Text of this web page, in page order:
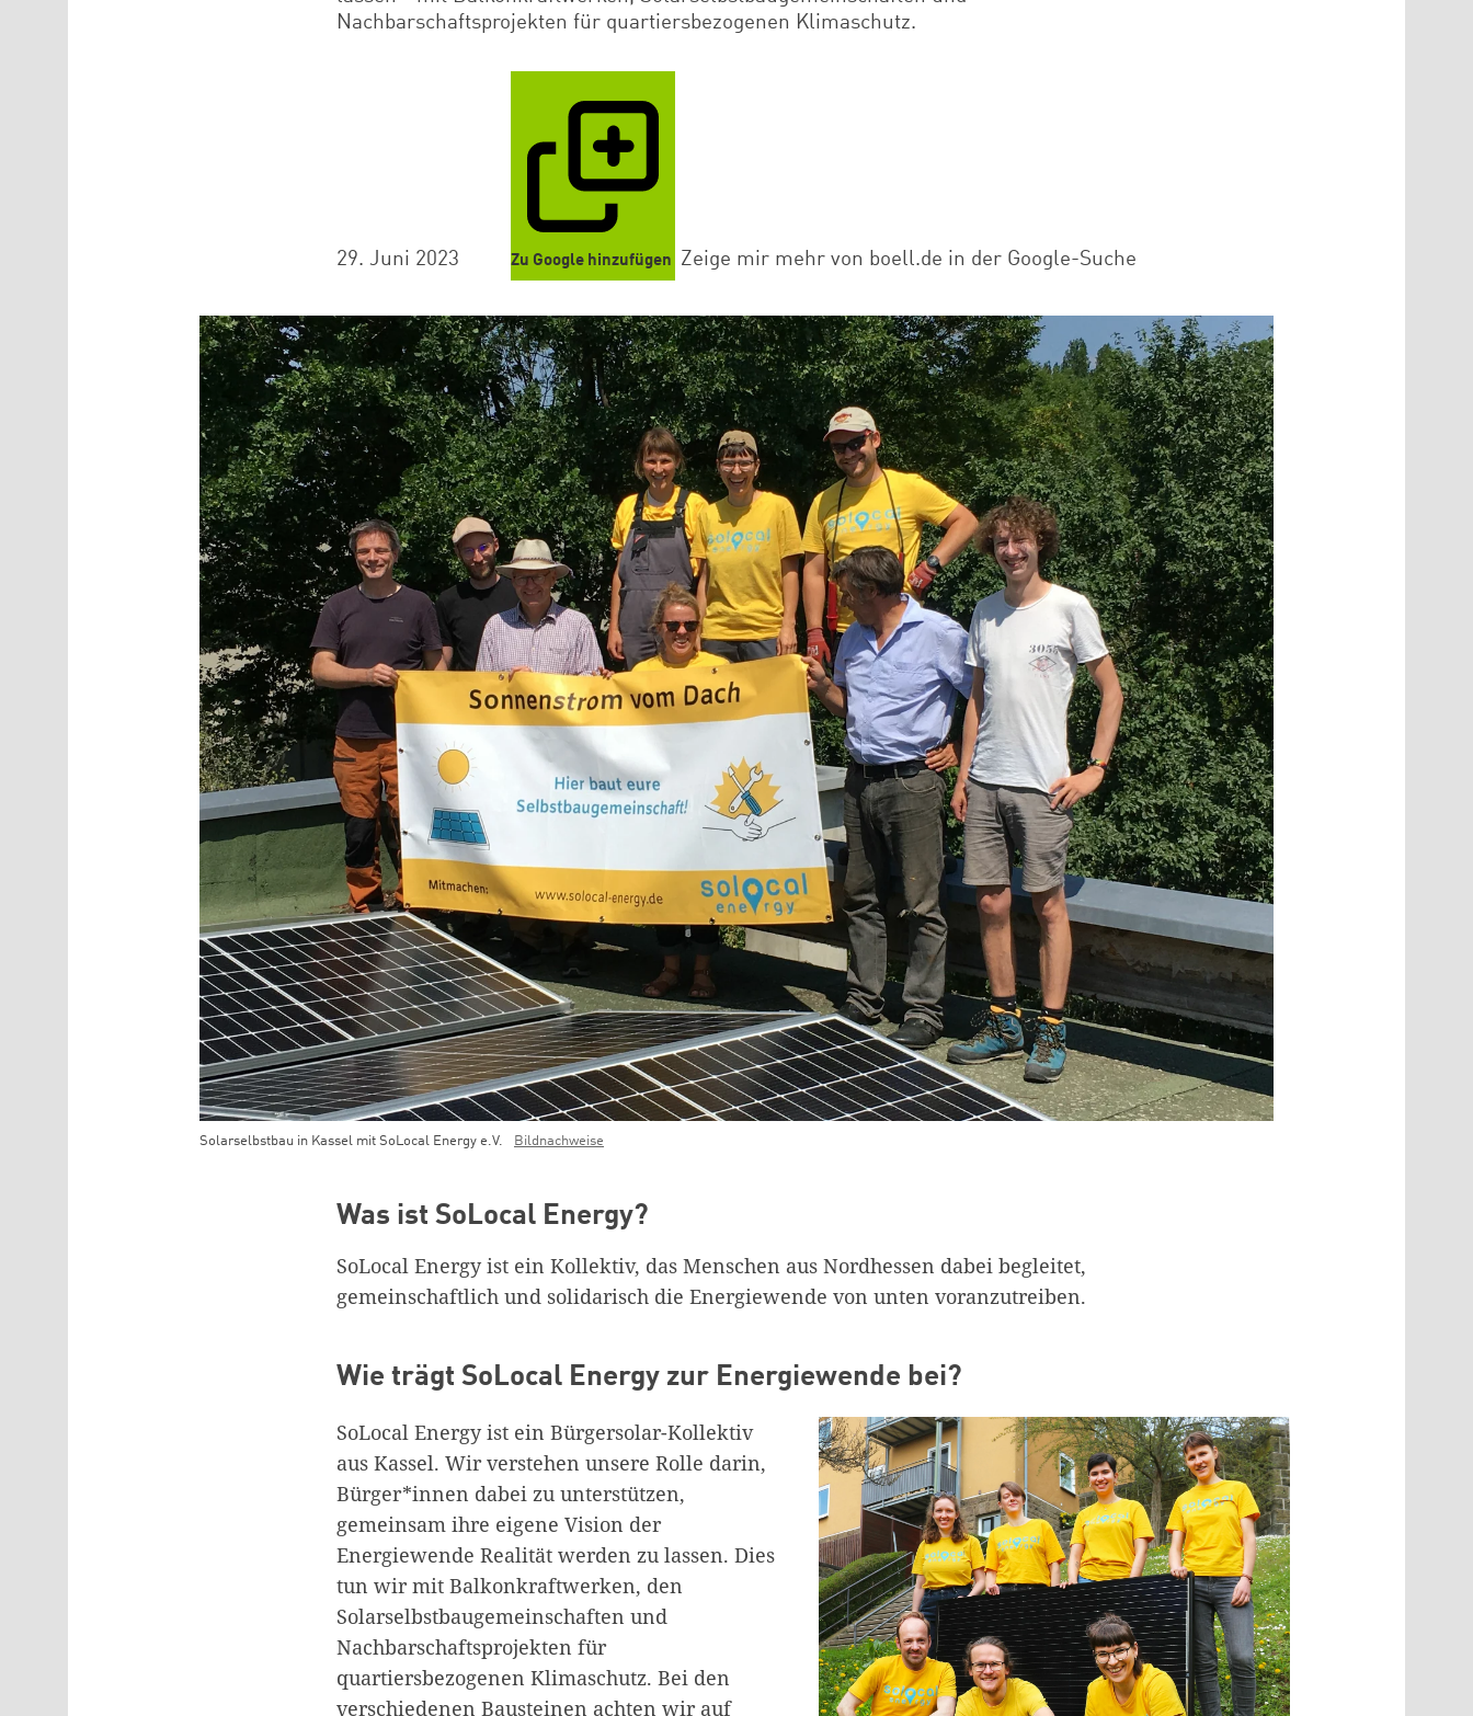
Nachbarschaftsprojekten für quartiersbezogenen Klimaschutz.
29. Juni 2023 Zu Google hinzufügen Zeige mir mehr von boell.de in der Google-Suche
Solarselbstbau in Kassel mit SoLocal Energy e.V. Bildnachweise
Was ist SoLocal Energy?
SoLocal Energy ist ein Kollektiv, das Menschen aus Nordhessen dabei begleitet,
gemeinschaftlich und solidarisch die Energiewende von unten voranzutreiben.
Wie trägt SoLocal Energy zur Energiewende bei?
SoLocal Energy ist ein Bürgersolar-Kollektiv
aus Kassel. Wir verstehen unsere Rolle darin,
Bürger*innen dabei zu unterstützen,
gemeinsam ihre eigene Vision der
Energiewende Realität werden zu lassen. Dies
tun wir mit Balkonkraftwerken, den
Solarselbstbaugemeinschaften und
Nachbarschaftsprojekten für
quartiersbezogenen Klimaschutz. Bei den
verschiedenen Bausteinen achten wir auf